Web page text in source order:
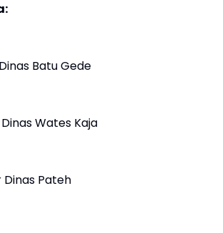
Batu Gede
Wates Kaja
Dinas Pateh